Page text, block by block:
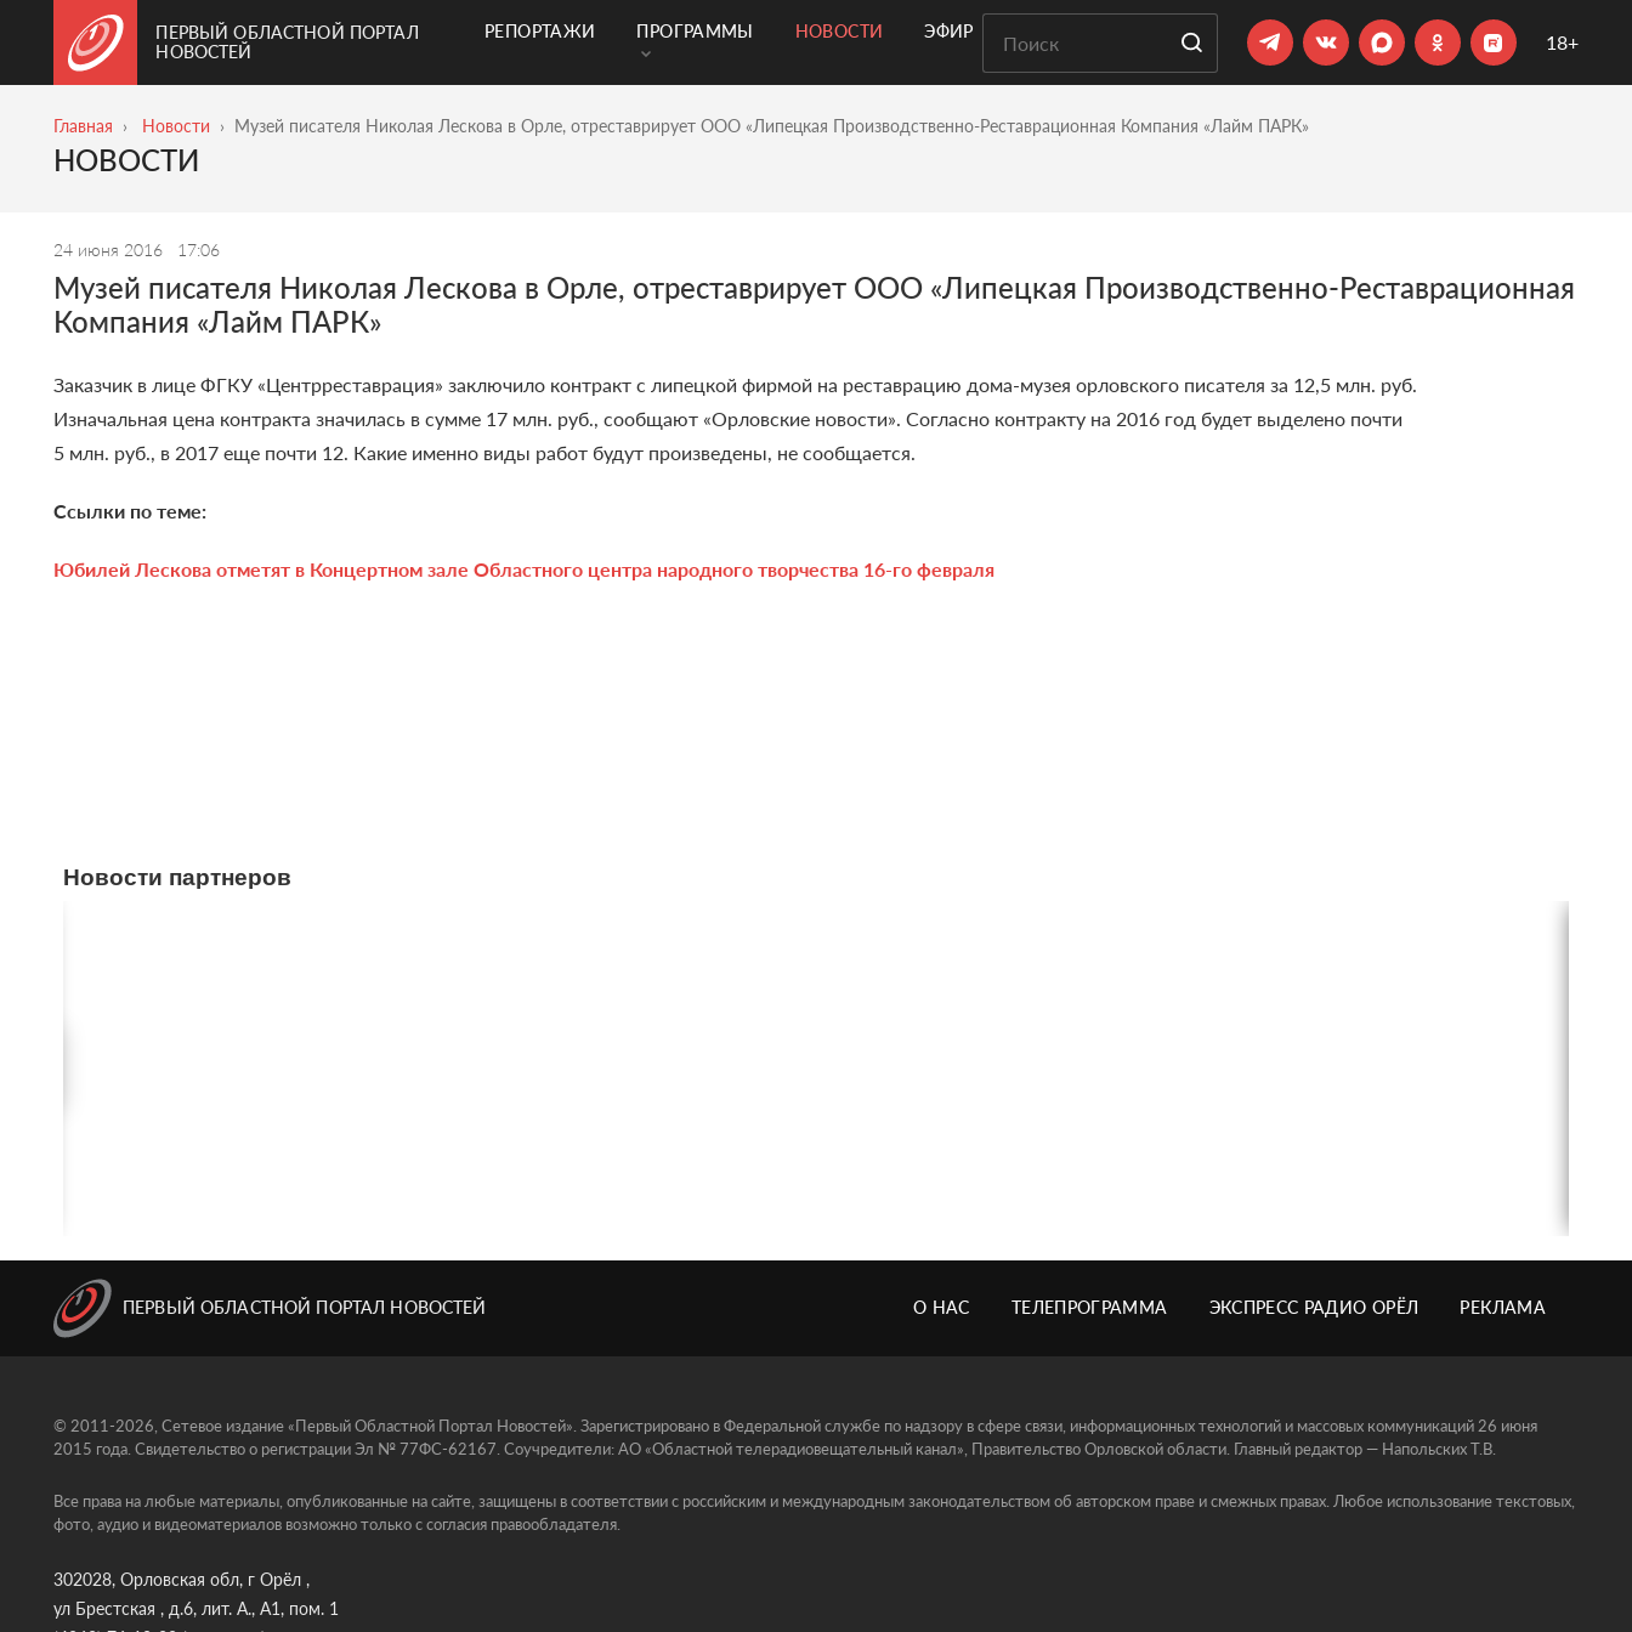
ПЕРВЫЙ ОБЛАСТНОЙ ПОРТАЛ
НОВОСТЕЙ
РЕПОРТАЖИ ПРОГРАММЫ НОВОСТИ ЭФИР 18+
Главная Новости Музей писателя Николая Лескова в Орле, отреставрирует ООО «Липецкая Производственно-Реставрационная Компания «Лайм ПАРК»
НОВОСТИ
24 июня 2016 17:06
Музей писателя Николая Лескова в Орле, отреставрирует ООО «Липецкая Производственно-Реставрационная
Компания «Лайм ПАРК»
Заказчик в лице ФГКУ «Центрреставрация» заключило контракт с липецкой фирмой на реставрацию дома-музея орловского писателя за 12,5 млн. руб.
Изначальная цена контракта значилась в сумме 17 млн. руб., сообщают «Орловские новости».Согласно контракту на 2016 год будет выделено почти
5 млн. руб., в 2017 еще почти 12. Какие именно виды работ будут произведены, не сообщается.
Ссылки по теме:
Юбилей Лескова отметят в Концертном зале Областного центра народного творчества 16-го февраля
Новости партнеров
ПЕРВЫЙ ОБЛАСТНОЙ ПОРТАЛ НОВОСТЕЙ О НАС ТЕЛЕПРОГРАММА ЭКСПРЕСС РАДИО ОРЁЛ РЕКЛАМА
© 2011-2026, Сетевое издание «Первый Областной Портал Новостей». Зарегистрировано в Федеральной службе по надзору в сфере связи, информационных технологий и массовых коммуникаций 26 июня
2015 года. Свидетельство о регистрации Эл № 77ФС-62167. Соучредители: АО «Областной телерадиовещательный канал», Правительство Орловской области. Главный редактор — Напольских Т.В.
Все права на любые материалы, опубликованные на сайте, защищены в соответствии с российским и международным законодательством об авторском праве и смежных правах. Любое использование текстовых,
фото, аудио и видеоматериалов возможно только с согласия правообладателя.
302028, Орловская обл, г Орёл ,
ул Брестская , д.6, лит. А., А1, пом. 1